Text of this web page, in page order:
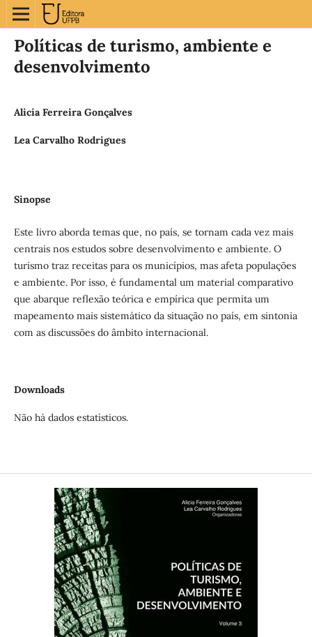
Políticas de turismo, ambiente e
desenvolvimento
Alicia Ferreira Gonçalves
Lea Carvalho Rodrigues
Sinopse
Este livro aborda temas que, no país, se tornam cada vez mais
centrais nos estudos sobre desenvolvimento e ambiente. O
turismo traz receitas para os municípios, mas afeta populações
e ambiente. Por isso, é fundamental um material comparativo
que abarque reflexão teórica e empírica que permita um
mapeamento mais sistemático da situação no país, em sintonia
com as discussões do âmbito internacional.
Downloads
Não há dados estatísticos.